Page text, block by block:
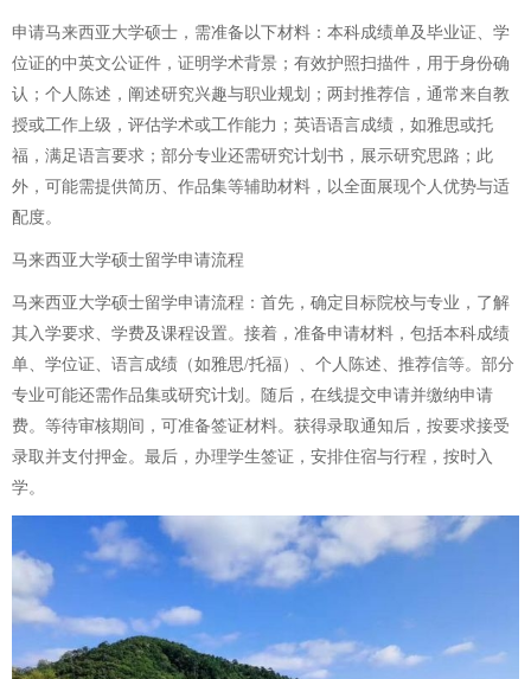
申请马来西亚大学硕士，需准备以下材料：本科成绩单及毕业证、学
位证的中英文公证件，证明学术背景；有效护照扫描件，用于身份确
认；个人陈述，阐述研究兴趣与职业规划；两封推荐信，通常来自教
授或工作上级，评估学术或工作能力；英语语言成绩，如雅思或托
福，满足语言要求；部分专业还需研究计划书，展示研究思路；此
外，可能需提供简历、作品集等辅助材料，以全面展现个人优势与适
配度。
马来西亚大学硕士留学申请流程
马来西亚大学硕士留学申请流程：首先，确定目标院校与专业，了解
其入学要求、学费及课程设置。接着，准备申请材料，包括本科成绩
单、学位证、语言成绩（如雅思/托福）、个人陈述、推荐信等。部分
专业可能还需作品集或研究计划。随后，在线提交申请并缴纳申请
费。等待审核期间，可准备签证材料。获得录取通知后，按要求接受
录取并支付押金。最后，办理学生签证，安排住宿与行程，按时入
学。